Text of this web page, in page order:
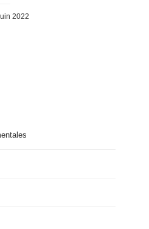
2022